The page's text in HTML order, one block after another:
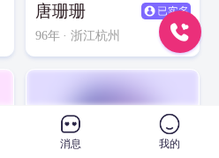
唐珊珊
96年 · 浙江杭州
消息 我的